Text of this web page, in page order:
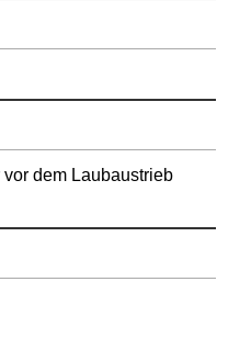
dem Laubaustrieb